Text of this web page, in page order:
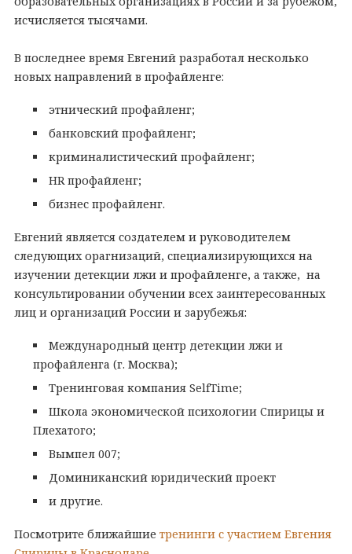
исчисляется тысячами.
В последнее время Евгений разработал несколько
новых направлений в профайленге:
этнический профайленг;
банковский профайленг;
криминалистический профайленг;
HR профайленг;
бизнес профайленг.
Евгений является создателем и руководителем
следующих орагнизаций, специализирующихся на
изучении детекции лжи и профайленге, а также, на
консультировании обучении всех заинтересованных
лиц и организаций России и зарубежья:
Международный центр детекции лжи и
профайленга (г. Москва);
Тренинговая компания SelfTime;
Школа экономической психологии Спирицы и
Плехатого;
Вымпел 007;
Доминиканский юридический проект
и другие.
Посмотрите ближайшие тренингис участием Евгения